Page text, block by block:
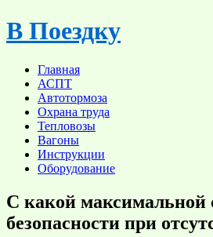
Skip
to
В Поездку
Главная
АСПТ
Автотормоза
Охрана труда
Тепловозы
Вагоны
Инструкции
Оборудование
С какой максимальной
безопасности при